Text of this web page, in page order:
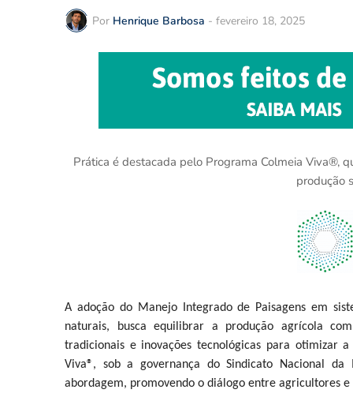
Por Henrique Barbosa - fevereiro 18, 2025
Prática é destacada pelo Programa Colmeia Viva®,
produção
A adoção do Manejo Integrado de Paisagens em
naturais, busca equilibrar a produção agrícola
tradicionais e inovações tecnológicas para otimizar
Viva®, sob a governança do Sindicato Nacional da
abordagem, promovendo o diálogo entre agricultores